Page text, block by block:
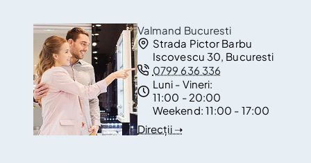
Valmand Bucuresti
Strada Pictor Barbu
Iscovescu 30, Bucuresti
0799 636 336
Luni - Vineri:
11:00 - 20:00
Weekend: 11:00 - 17:00
Direcții ➝